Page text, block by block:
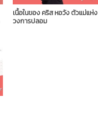
เนื้อในของ คริส หอวัง ตัวแม่แห่ง
วงการปลอม